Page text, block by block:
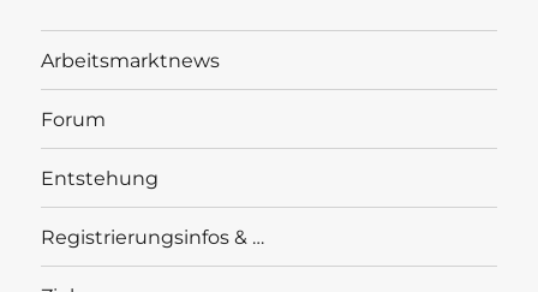
Arbeitsmarktnews
Forum
Entstehung
Registrierungsinfos & …